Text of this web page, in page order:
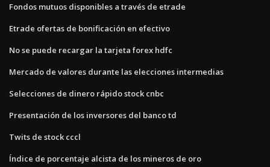
Fondos mutuos disponibles a través de etrade
Etrade ofertas de bonificación en efectivo
No se puede recargar la tarjeta forex hdfc
Mercado de valores durante las elecciones intermedias
Selecciones de dinero rápido stock cnbc
Presentación de los inversores del banco td
Twits de stock cccl
Índice de porcentaje alcista de los mineros de oro